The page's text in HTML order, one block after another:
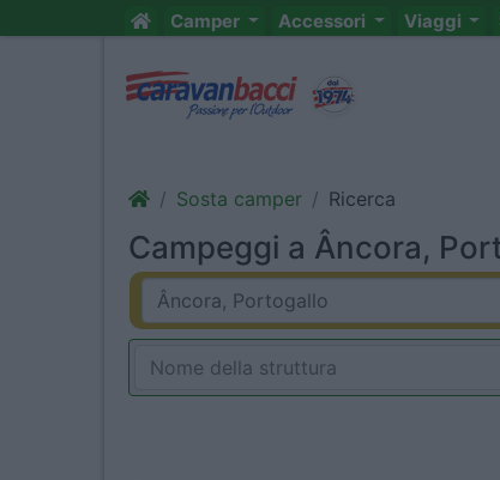
Camper Accessori Viaggi
Sosta camper Ricerca
Campeggi a Âncora,